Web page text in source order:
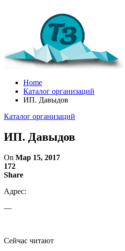
Home
Каталог организаций
ИП. Давыдов
Каталог организаций
ИП. Давыдов
On Мар 15, 2017
172
Share
Адрес:
—
Сейчас читают